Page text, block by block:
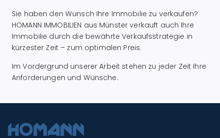
Sie haben den Wunsch Ihre Immobilie zu verkaufen?
HOMANN IMMOBILIEN aus Münster verkauft auch Ihre
Immobilie durch die bewährte Verkaufsstrategie in
kürzester Zeit – zum optimalen Preis.
Im Vordergrund unserer Arbeit stehen zu jeder Zeit Ihre
Anforderungen und Wünsche.